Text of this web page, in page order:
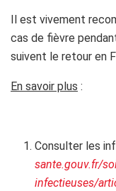
Il est vivement
cas de fièvre
suivent le retour en
En savoir plus :
Consulter les
sante.gouv.fr/
infectieuses/